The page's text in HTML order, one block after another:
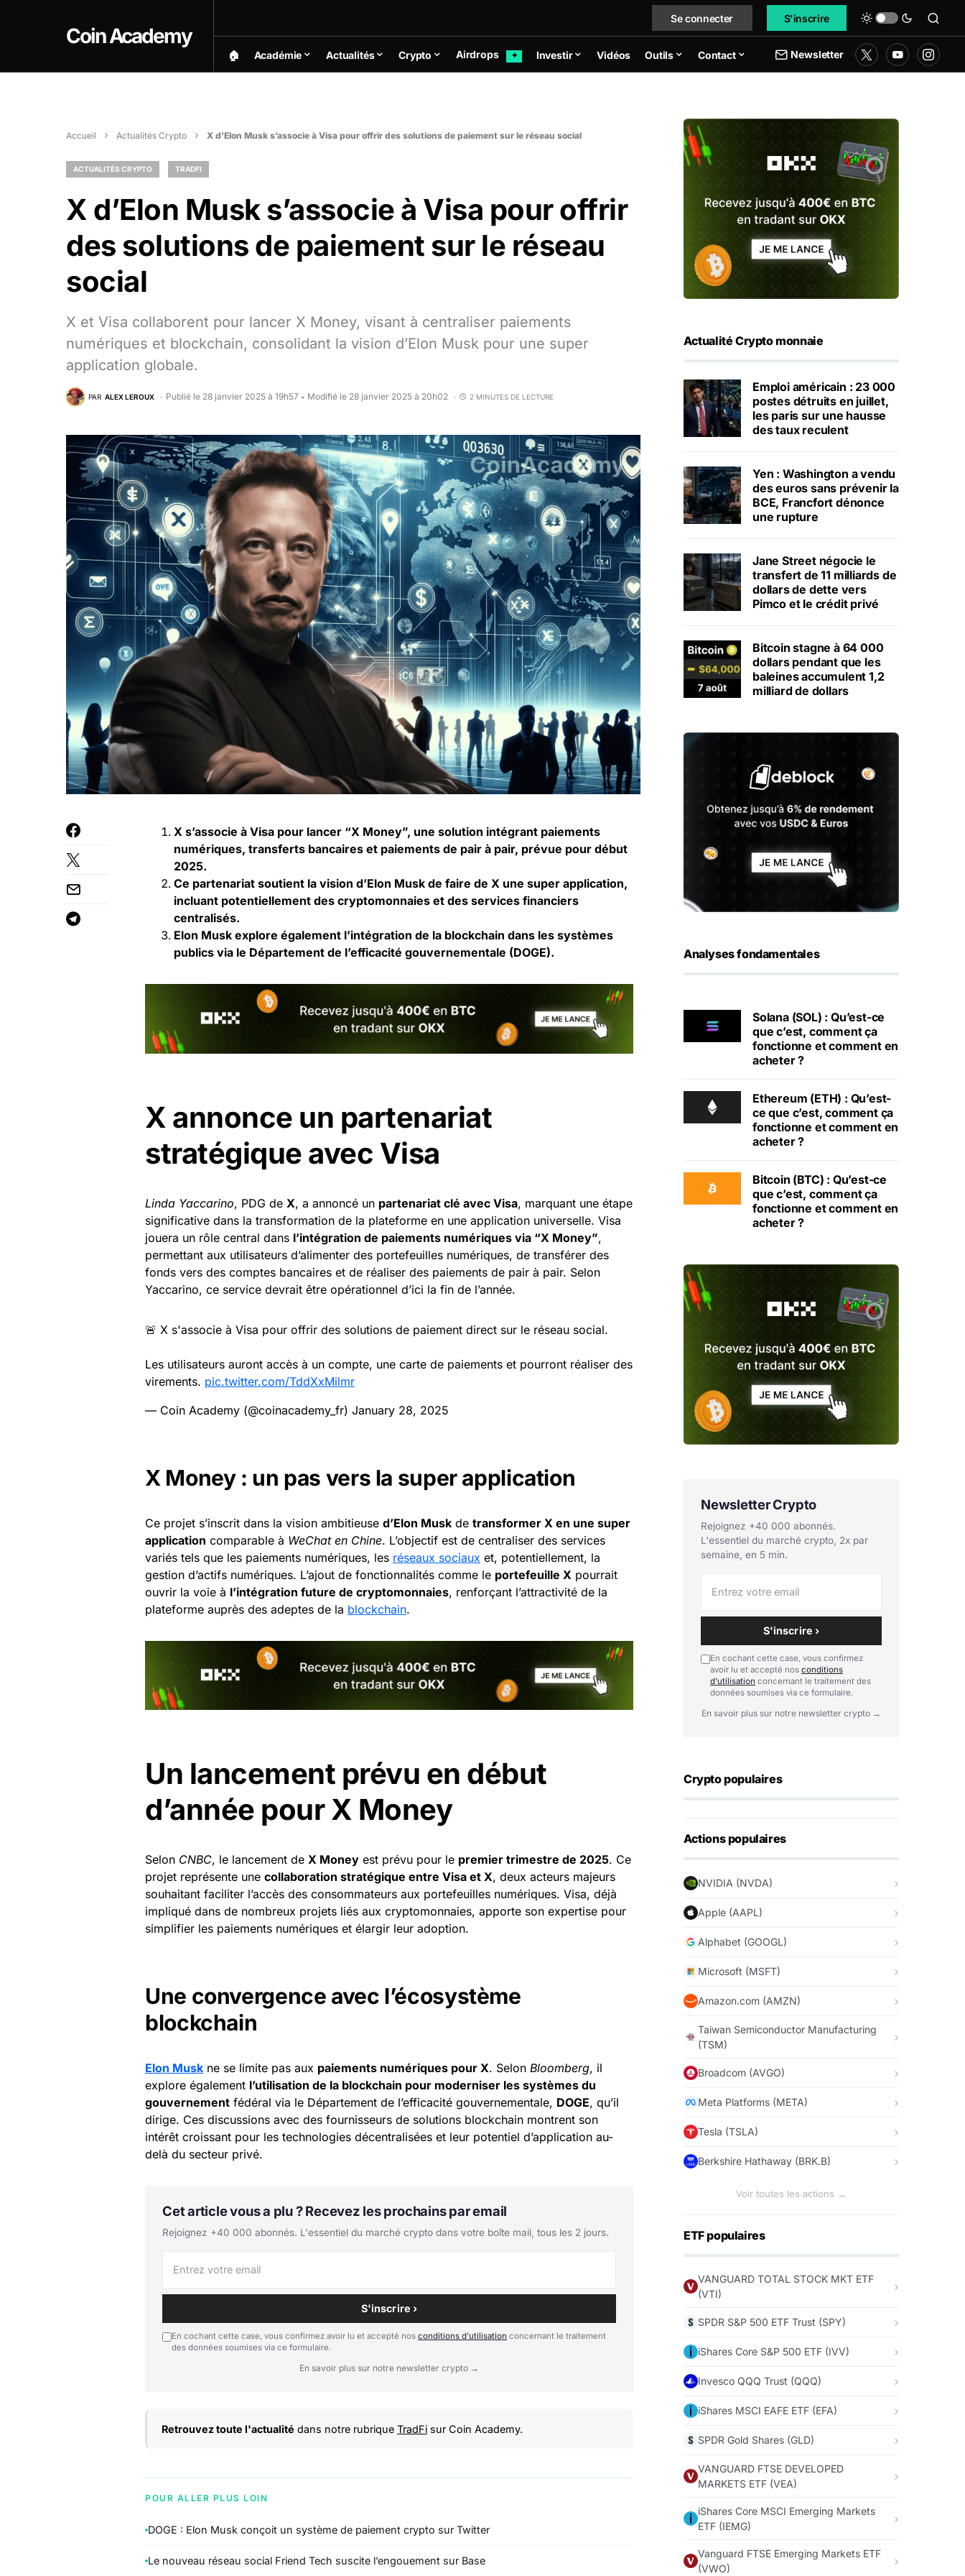
Coin Academy
Se connecter S'inscrire
🏠︎ Académie Actualités Crypto Airdrops ✦ Investir Vidéos Outils Contact Newsletter
Accueil Actualités Crypto X d’Elon Musk s’associe à Visa pour offrir des solutions de paiement sur le réseau social
ACTUALITÉS CRYPTO TRADFI
X d’Elon Musk s’associe à Visa pour offrir
des solutions de paiement sur le réseau
social
X et Visa collaborent pour lancer X Money, visant à centraliser paiements
numériques et blockchain, consolidant la vision d’Elon Musk pour une super
application globale.
PAR ALEX LEROUX Publié le 28 janvier 2025 à 19h57 • Modifié le 28 janvier 2025 à 20h02 2 MINUTES DE LECTURE
X s’associe à Visa pour lancer “X Money”, une solution intégrant paiements
numériques, transferts bancaires et paiements de pair à pair, prévue pour début
2025.
Ce partenariat soutient la vision d’Elon Musk de faire de X une super application,
incluant potentiellement des cryptomonnaies et des services financiers
centralisés.
Elon Musk explore également l’intégration de la blockchain dans les systèmes
publics via le Département de l’efficacité gouvernementale (DOGE).
X annonce un partenariat
stratégique avec Visa
Linda Yaccarino, PDG de X, a annoncé un partenariat clé avec Visa, marquant une étape
significative dans la transformation de la plateforme en une application universelle. Visa
jouera un rôle central dans l’intégration de paiements numériques via “X Money”,
permettant aux utilisateurs d’alimenter des portefeuilles numériques, de transférer des
fonds vers des comptes bancaires et de réaliser des paiements de pair à pair. Selon
Yaccarino, ce service devrait être opérationnel d’ici la fin de l’année.
🚨 X s'associe à Visa pour offrir des solutions de paiement direct sur le réseau social.
Les utilisateurs auront accès à un compte, une carte de paiements et pourront réaliser des
virements. pic.twitter.com/TddXxMilmr
— Coin Academy (@coinacademy_fr) January 28, 2025
X Money : un pas vers la super application
Ce projet s’inscrit dans la vision ambitieuse d’Elon Musk de transformer X en une super
application comparable à WeChat en Chine. L’objectif est de centraliser des services
variés tels que les paiements numériques, les réseaux sociaux et, potentiellement, la
gestion d’actifs numériques. L’ajout de fonctionnalités comme le portefeuille X pourrait
ouvrir la voie à l’intégration future de cryptomonnaies, renforçant l’attractivité de la
plateforme auprès des adeptes de la blockchain.
Un lancement prévu en début
d’année pour X Money
Selon CNBC, le lancement de X Money est prévu pour le premier trimestre de 2025. Ce
projet représente une collaboration stratégique entre Visa et X, deux acteurs majeurs
souhaitant faciliter l’accès des consommateurs aux portefeuilles numériques. Visa, déjà
impliqué dans de nombreux projets liés aux cryptomonnaies, apporte son expertise pour
simplifier les paiements numériques et élargir leur adoption.
Une convergence avec l’écosystème
blockchain
Elon Musk ne se limite pas aux paiements numériques pour X. Selon Bloomberg, il
explore également l’utilisation de la blockchain pour moderniser les systèmes du
gouvernement fédéral via le Département de l’efficacité gouvernementale, DOGE, qu’il
dirige. Ces discussions avec des fournisseurs de solutions blockchain montrent son
intérêt croissant pour les technologies décentralisées et leur potentiel d’application au-
delà du secteur privé.
Cet article vous a plu ? Recevez les prochains par email
Rejoignez +40 000 abonnés. L'essentiel du marché crypto dans votre boîte mail, tous les 2 jours.
S'inscrire ›
En cochant cette case, vous confirmez avoir lu et accepté nos conditions d'utilisation concernant le traitement
des données soumises via ce formulaire.
En savoir plus sur notre newsletter crypto →
Retrouvez toute l'actualité dans notre rubrique TradFi sur Coin Academy.
POUR ALLER PLUS LOIN
DOGE : Elon Musk conçoit un système de paiement crypto sur Twitter
Le nouveau réseau social Friend Tech suscite l’engouement sur Base
Actualité Crypto monnaie
Emploi américain : 23 000
postes détruits en juillet,
les paris sur une hausse
des taux reculent
Yen : Washington a vendu
des euros sans prévenir la
BCE, Francfort dénonce
une rupture
Jane Street négocie le
transfert de 11 milliards de
dollars de dette vers
Pimco et le crédit privé
Bitcoin stagne à 64 000
dollars pendant que les
baleines accumulent 1,2
milliard de dollars
Analyses fondamentales
Solana (SOL) : Qu’est-ce
que c’est, comment ça
fonctionne et comment en
acheter ?
Ethereum (ETH) : Qu’est-
ce que c’est, comment ça
fonctionne et comment en
acheter ?
Bitcoin (BTC) : Qu’est-ce
que c’est, comment ça
fonctionne et comment en
acheter ?
Newsletter Crypto
Rejoignez +40 000 abonnés.
L'essentiel du marché crypto, 2x par
semaine, en 5 min.
S'inscrire ›
En cochant cette case, vous confirmez
avoir lu et accepté nos conditions
d'utilisation concernant le traitement des
données soumises via ce formulaire.
En savoir plus sur notre newsletter crypto →
Crypto populaires
Actions populaires
NVIDIA (NVDA)
Apple (AAPL)
Alphabet (GOOGL)
Microsoft (MSFT)
Amazon.com (AMZN)
Taiwan Semiconductor Manufacturing
(TSM)
Broadcom (AVGO)
Meta Platforms (META)
Tesla (TSLA)
Berkshire Hathaway (BRK.B)
Voir toutes les actions →
ETF populaires
VANGUARD TOTAL STOCK MKT ETF
(VTI)
SPDR S&P 500 ETF Trust (SPY)
iShares Core S&P 500 ETF (IVV)
Invesco QQQ Trust (QQQ)
iShares MSCI EAFE ETF (EFA)
SPDR Gold Shares (GLD)
VANGUARD FTSE DEVELOPED
MARKETS ETF (VEA)
iShares Core MSCI Emerging Markets
ETF (IEMG)
Vanguard FTSE Emerging Markets ETF
(VWO)